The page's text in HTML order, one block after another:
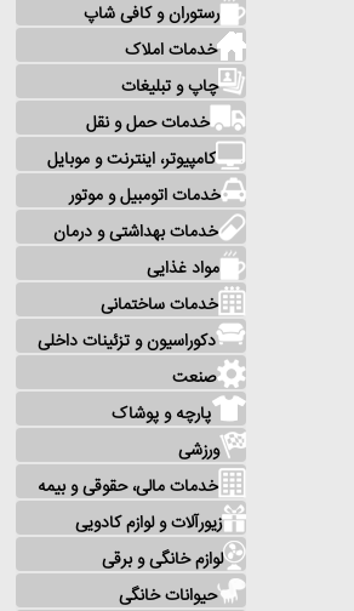
رستوران و کافی شاپ
خدمات املاک
چاپ و تبلیغات
خدمات حمل و نقل
کامپیوتر، اینترنت و موبایل
خدمات اتومبیل و موتور
خدمات بهداشتی و درمان
مواد غذایی
خدمات ساختمانی
دکوراسیون و تزئینات داخلی
صنعت
پارچه و پوشاک
ورزشی
خدمات مالی، حقوقی و بیمه
زیورآلات و لوازم کادویی
لوازم خانگی و برقی
حیوانات خانگی